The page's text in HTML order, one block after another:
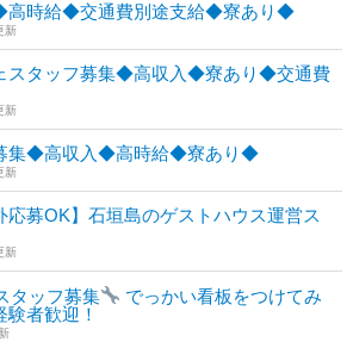
時給◆交通費別途支給◆寮あり◆
新
タッフ募集◆高収入◆寮あり◆交通費
新
集◆高収入◆高時給◆寮あり◆
新
応募OK】石垣島のゲストハウス運営ス
新
タッフ募集
でっかい看板をつけてみ
者歓迎！